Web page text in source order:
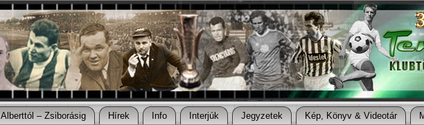
Alberttól – Zsiborásig Hí­rek Info Interjúk Jegyzetek Kép, Könyv & Videotár